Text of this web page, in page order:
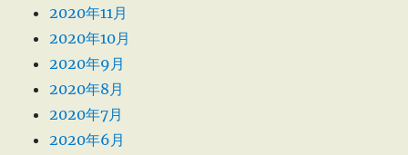
2020年11月
2020年10月
2020年9月
2020年8月
2020年7月
2020年6月